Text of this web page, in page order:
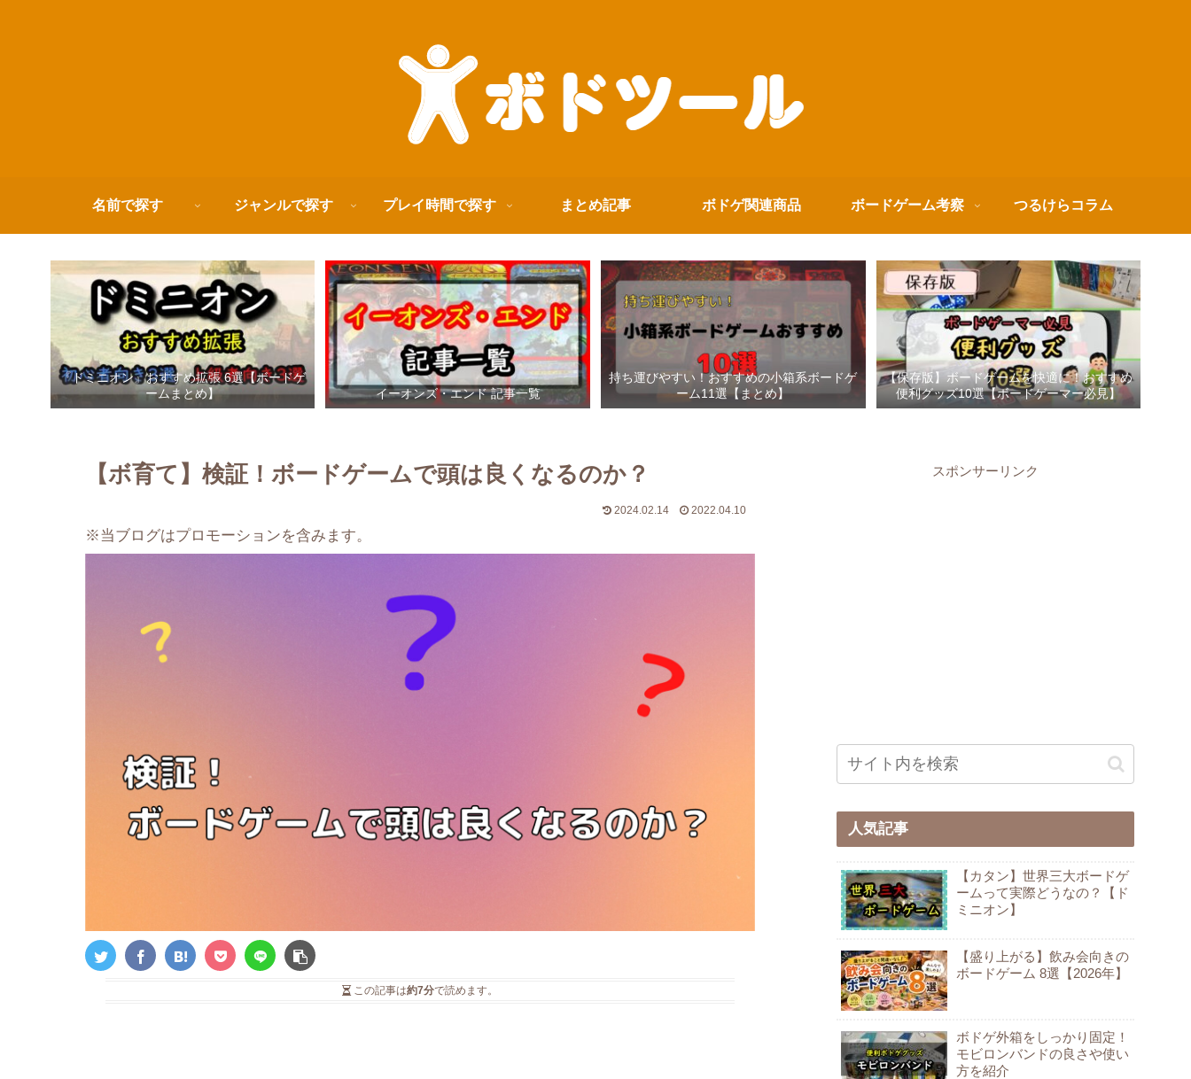
名前で探す ジャンルで探す プレイ時間で探す まとめ記事 ボドゲ関連商品 ボードゲーム考察 つるけらコラム
『ドミニオン』おすすめ拡張 6選【ボードゲ
ームまとめ】
イーオンズ・エンド 記事一覧
持ち運びやすい！おすすめの小箱系ボードゲ
ーム11選【まとめ】
【保存版】ボードゲームを快適に！おすすめ
便利グッズ10選【ボードゲーマー必見】
【ボ育て】検証！ボードゲームで頭は良くなるのか？
2024.02.14 2022.04.10
※当ブログはプロモーションを含みます。
この記事は約7分で読めます。
スポンサーリンク
人気記事
【カタン】世界三大ボードゲ
ームって実際どうなの？【ド
ミニオン】
【盛り上がる】飲み会向きの
ボードゲーム 8選【2026年】
ボドゲ外箱をしっかり固定！
モビロンバンドの良さや使い
方を紹介